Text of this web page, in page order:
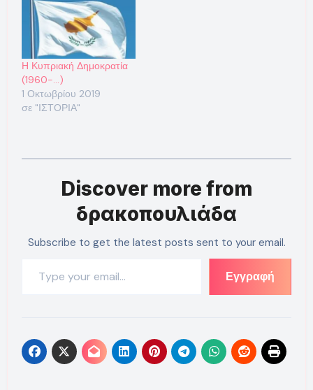
Η Κυπριακή Δημοκρατία
(1960-…)
1 Οκτωβρίου 2019
σε "ΙΣΤΟΡΙΑ"
Discover more from
δρακοπουλιάδα
Subscribe to get the latest posts sent to your email.
Εγγραφή